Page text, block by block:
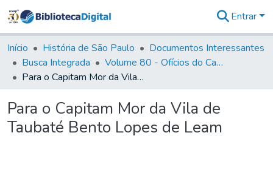
&
Coleções
Tudo na
Biblioteca
Estatísticas
Entrar
Início História de São Paulo
Documentos Interessantes
Busca Integrada
Volume 80 - Ofícios do Capitão General Martim Lopes Lobo de Saldanha (1777-1780)
Para o Capitam Mor da Vila de Taubaté Bento Lopes de Leam
Para o Capitam Mor da Vila de
Taubaté Bento Lopes de Leam